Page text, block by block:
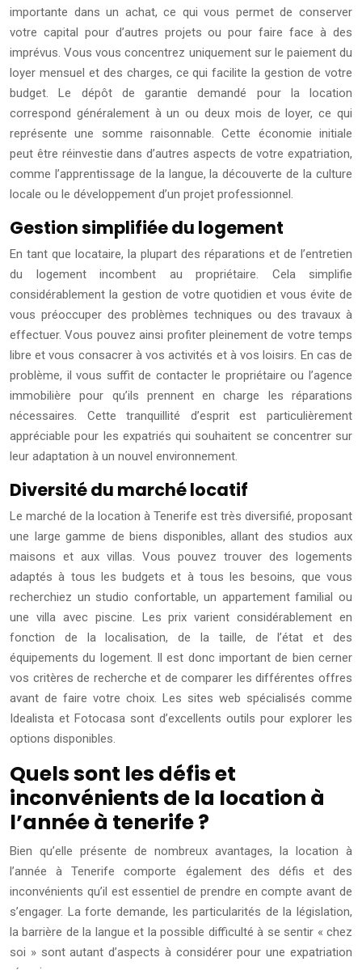
importante dans un achat, ce qui vous permet de conserver
votre capital pour d’autres projets ou pour faire face à des
imprévus. Vous vous concentrez uniquement sur le paiement du
loyer mensuel et des charges, ce qui facilite la gestion de votre
budget. Le dépôt de garantie demandé pour la location
correspond généralement à un ou deux mois de loyer, ce qui
représente une somme raisonnable. Cette économie initiale
peut être réinvestie dans d’autres aspects de votre expatriation,
comme l’apprentissage de la langue, la découverte de la culture
locale ou le développement d’un projet professionnel.
Gestion simplifiée du logement
En tant que locataire, la plupart des réparations et de l’entretien
du logement incombent au propriétaire. Cela simplifie
considérablement la gestion de votre quotidien et vous évite de
vous préoccuper des problèmes techniques ou des travaux à
effectuer. Vous pouvez ainsi profiter pleinement de votre temps
libre et vous consacrer à vos activités et à vos loisirs. En cas de
problème, il vous suffit de contacter le propriétaire ou l’agence
immobilière pour qu’ils prennent en charge les réparations
nécessaires. Cette tranquillité d’esprit est particulièrement
appréciable pour les expatriés qui souhaitent se concentrer sur
leur adaptation à un nouvel environnement.
Diversité du marché locatif
Le marché de la location à Tenerife est très diversifié, proposant
une large gamme de biens disponibles, allant des studios aux
maisons et aux villas. Vous pouvez trouver des logements
adaptés à tous les budgets et à tous les besoins, que vous
recherchiez un studio confortable, un appartement familial ou
une villa avec piscine. Les prix varient considérablement en
fonction de la localisation, de la taille, de l’état et des
équipements du logement. Il est donc important de bien cerner
vos critères de recherche et de comparer les différentes offres
avant de faire votre choix. Les sites web spécialisés comme
Idealista et Fotocasa sont d’excellents outils pour explorer les
options disponibles.
Quels sont les défis et
inconvénients de la location à
l’année à tenerife ?
Bien qu’elle présente de nombreux avantages, la location à
l’année à Tenerife comporte également des défis et des
inconvénients qu’il est essentiel de prendre en compte avant de
s’engager. La forte demande, les particularités de la législation,
la barrière de la langue et la possible difficulté à se sentir « chez
soi » sont autant d’aspects à considérer pour une expatriation